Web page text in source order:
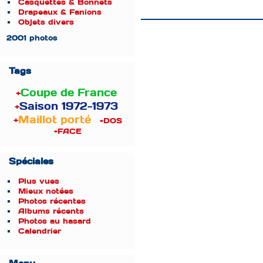
Casquettes & Bonnets
Drapeaux & Fanions
Objets divers
2001 photos
Tags
+Coupe de France
+Saison 1972-1973
+Maillot porté
+DOS
+FACE
Spéciales
Plus vues
Mieux notées
Photos récentes
Albums récents
Photos au hasard
Calendrier